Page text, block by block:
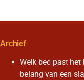
Archief
Welk bed past het
belang van een